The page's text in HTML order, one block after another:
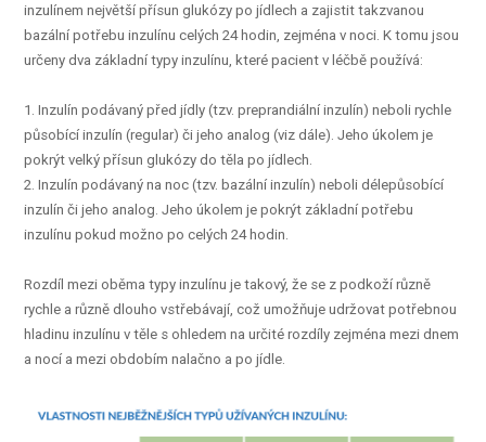
inzulínem největší přísun glukózy po jídlech a zajistit takzvanou
bazální potřebu inzulínu celých 24 hodin, zejména v noci. K tomu jsou
určeny dva základní typy inzulínu, které pacient v léčbě používá:
1. Inzulín podávaný před jídly (tzv. preprandiální inzulín) neboli rychle
působící inzulín (regular) či jeho analog (viz dále). Jeho úkolem je
pokrýt velký přísun glukózy do těla po jídlech.
2. Inzulín podávaný na noc (tzv. bazální inzulín) neboli délepůsobící
inzulín či jeho analog. Jeho úkolem je pokrýt základní potřebu
inzulínu pokud možno po celých 24 hodin.
Rozdíl mezi oběma typy inzulínu je takový, že se z podkoží různě
rychle a různě dlouho vstřebávají, což umožňuje udržovat potřebnou
hladinu inzulínu v těle s ohledem na určité rozdíly zejména mezi dnem
a nocí a mezi obdobím nalačno a po jídle.